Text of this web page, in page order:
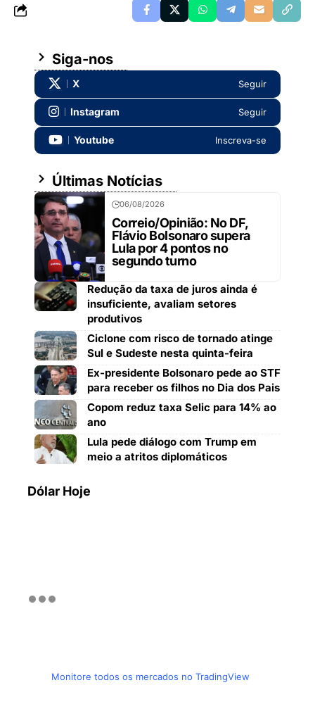
Siga-nos
X Seguir
Instagram Seguir
Youtube Inscreva-se
Últimas Notícias
06/08/2026
Correio/Opinião: No DF,
Flávio Bolsonaro supera
Lula por 4 pontos no
segundo turno
Redução da taxa de juros ainda é
insuficiente, avaliam setores
produtivos
Ciclone com risco de tornado atinge
Sul e Sudeste nesta quinta-feira
Ex-presidente Bolsonaro pede ao STF
para receber os filhos no Dia dos Pais
Copom reduz taxa Selic para 14% ao
ano
Lula pede diálogo com Trump em
meio a atritos diplomáticos
Dólar Hoje
Monitore todos os mercados no TradingView